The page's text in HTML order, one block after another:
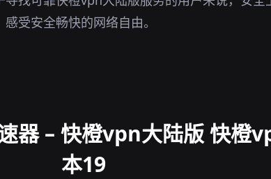
受安全畅快的网络自由。
器 – 快橙vpn大陆版 快橙
本19